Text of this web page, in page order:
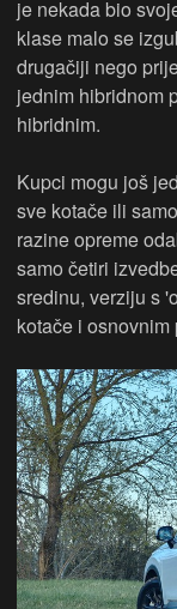
je nekada bio
klase malo se
drugačiji nego
jednim hibridnom
hibridnim.
Kupci mogu još
sve kotače ili
razine opreme
samo četiri
sredinu, verziju s
kotače i